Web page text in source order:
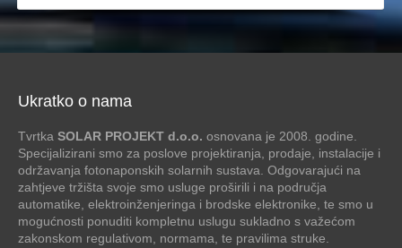
Ukratko o nama
Tvrtka SOLAR PROJEKT d.o.o. osnovana je 2008. godine.
Specijalizirani smo za poslove projektiranja, prodaje, instalacije i
održavanja fotonaponskih solarnih sustava. Odgovarajući na
zahtjeve tržišta svoje smo usluge proširili i na područja
automatike, elektroinženjeringa i brodske elektronike, te smo u
mogućnosti ponuditi kompletnu uslugu sukladno s važećom
zakonskom regulativom, normama, te pravilima struke.